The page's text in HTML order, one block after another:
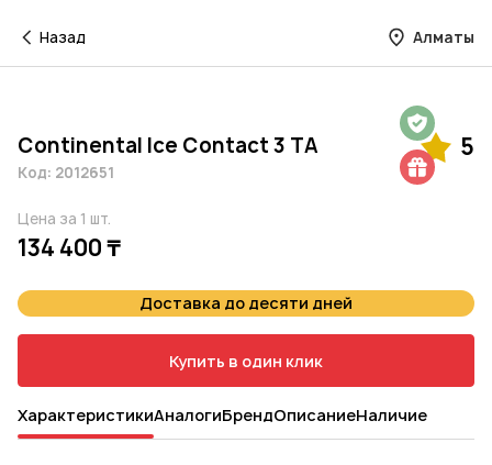
Назад Алматы
Continental Ice Contact 3 TA 5
Код: 2012651
Цена за 1 шт.
134 400 ₸
Доставка до десяти дней
Купить в один клик
ХарактеристикиАналогиБрендОписаниеНаличие